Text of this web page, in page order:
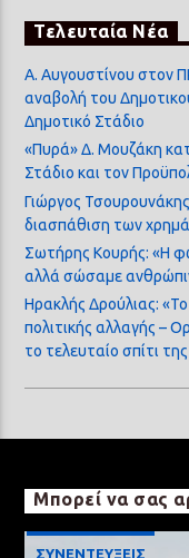
Τελευταία Νέα
Α. Αυγουστίνου στον
αναβολή του
Δημοτικό Στάδιο
«Πυρά» Δ. Μουζάκη
Στάδιο και τον
Γιώργος
διασπάθιση των
Σωτήρης Κουρής: «Η
αλλά σώσαμε
Ηρακλής Δρούλιας:
πολιτικής αλλαγής –
το τελευταίο σπίτι
Μπορεί να σας
ΣΥΝΕΝΤΕΥΞΕΙΣ